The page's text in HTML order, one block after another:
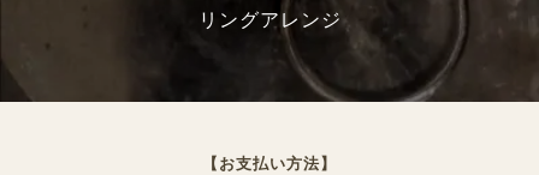
リングアレンジ
【お支払い方法】